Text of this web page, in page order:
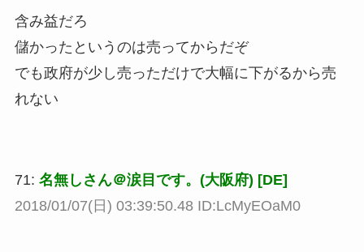
含み益だろ
儲かったというのは売ってからだぞ
でも政府が少し売っただけで大幅に下がるから売
れない
71: 名無しさん＠涙目です。(大阪府) [DE]
2018/01/07(日) 03:39:50.48 ID:LcMyEOaM0